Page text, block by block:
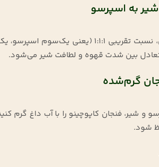
به اسپرسو
در کاپوچینو سنتی، نسبت تقریبی
تعادل بین شدت قهوه و لطافت شیر می‌شود.
گرم‌شده
و شیر، فنجان کاپوچینو را با آب داغ گرم
شود.